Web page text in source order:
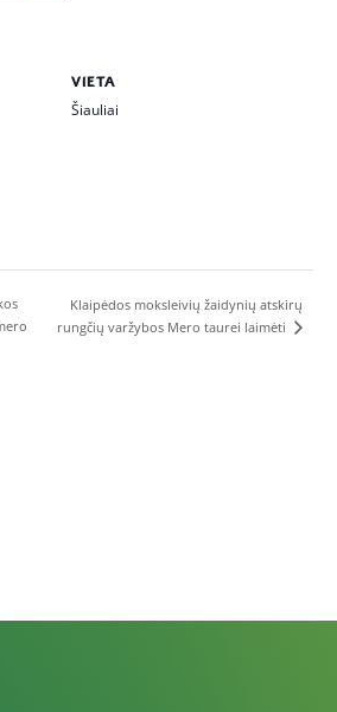
VIETA
Šiauliai
Klaipėdos moksleivių žaidynių atskirų
rungčių varžybos Mero taurei laimėti